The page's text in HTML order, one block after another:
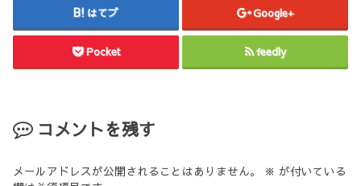
はてブ Google+
Pocket feedly
コメントを残す
メールアドレスが公開されることはありません。 ※ が付いている